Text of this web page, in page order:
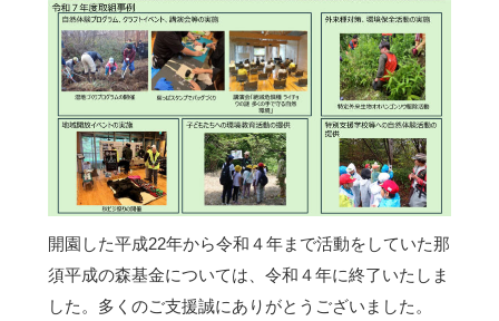
開園した平成22年から令和４年まで活動をしていた那
須平成の森基金については、令和４年に終了いたしま
した。多くのご支援誠にありがとうございました。